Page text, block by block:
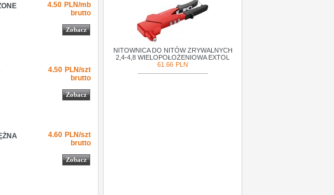
4.50 PLN/mb
brutto
Zobacz
4.50 PLN/szt
brutto
Zobacz
4.60 PLN/szt
brutto
Zobacz
NITOWNICA DO NITÓW ZRYWALNYCH
2,4-4,8 WIELOPOŁOŻENIOWA EXTOL
61.66 PLN